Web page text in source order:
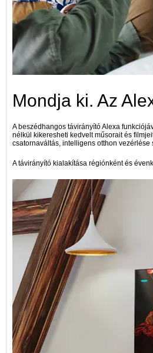
Mondja ki. Az
A beszédhangos távirányító Alexa
nélkül kikeresheti kedvelt műsorait és
csatornaváltás, intelligens otthon vezérlése
A távirányító kialakítása régiónként és